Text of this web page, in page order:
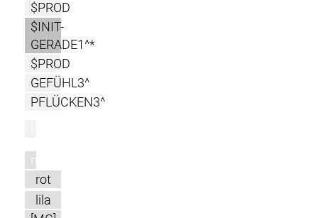
$PROD
$INIT-
GERADE1^*
$PROD
GEFÜHL3^
PFLÜCKEN3^
m
rot
lila